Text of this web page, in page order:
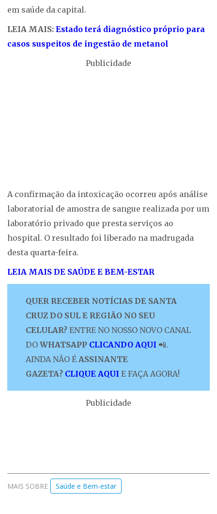
em saúde da capital.
LEIA MAIS: Estado terá diagnóstico próprio para
casos suspeitos de ingestão de metanol
Publicidade
A confirmação da intoxicação ocorreu após análise
laboratorial de amostra de sangue realizada por um
laboratório privado que presta serviços ao
hospital. O resultado foi liberado na madrugada
desta quarta-feira.
LEIA MAIS DE SAÚDE E BEM-ESTAR
QUER RECEBER NOTÍCIAS DE SANTA
CRUZ DO SUL E REGIÃO NO SEU
CELULAR? ENTRE NO NOSSO NOVO CANAL
DO WHATSAPP CLICANDO AQUI 📲.
AINDA NÃO É ASSINANTE
GAZETA? CLIQUE AQUI E FAÇA AGORA!
Publicidade
MAIS SOBRE Saúde e Bem-estar